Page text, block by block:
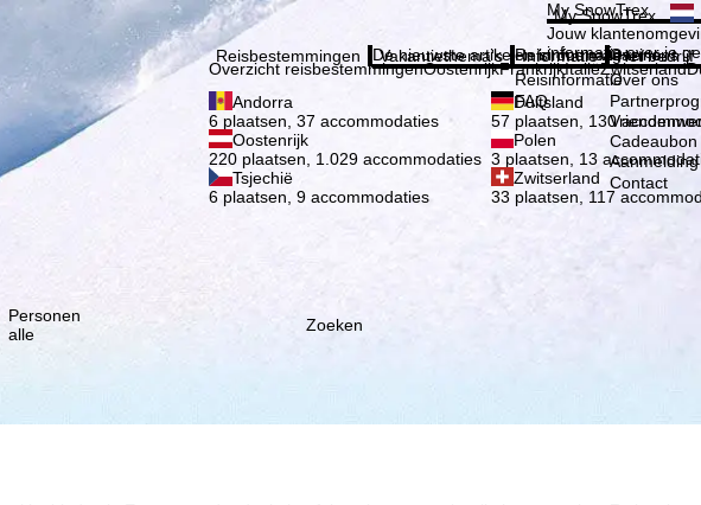
My SnowTrex
My SnowTrex
Jouw
informatie over je
Reisbestemmingen
Overzicht reisbestemmingenOostenrijkFrankrijkItaliëZwitserland
Andorra
6 plaatsen, 37 accommodaties
Duitsland
57 plaatsen, 130
Oostenrijk
220 plaatsen, 1.029 accommodaties
Polen
3 plaatsen, 13
Tsjechië
6 plaatsen, 9 accommodaties
Zwitserland
33 plaatsen, 117
Vakantiethema's
De nieuwste artikelen in ons magazine
Informatie
Reisinformatie
Reisinformatie
FAQ
Het bedrijf
Over ons
Over ons
Cadeaubon
Contact
Personen
alle
Zoeken